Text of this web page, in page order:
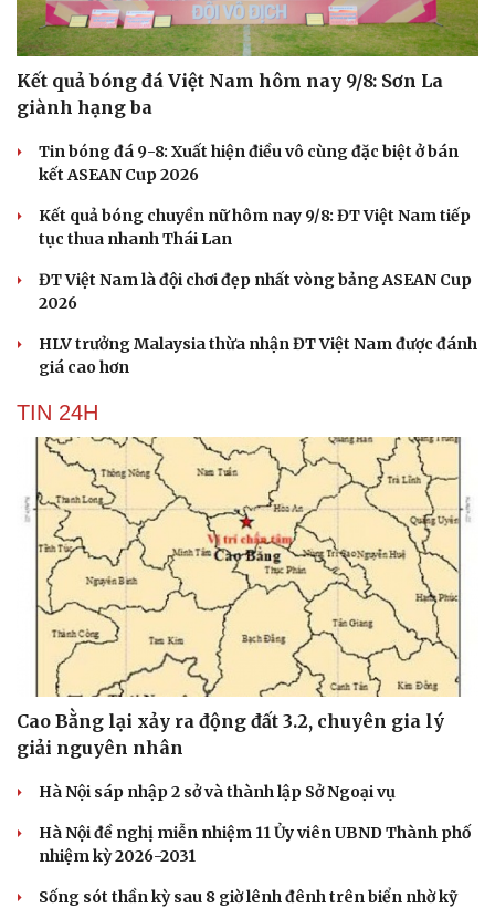
Du lịch
Tư vấn
Săn Tour
check-in
Podcast
Câu chuyện thời sự
Đọc truyện đêm khuya
Hạt giống tâm hồn
Kết quả bóng đá Việt Nam hôm nay 9/8: Sơn La
giành hạng ba
Tin bóng đá 9-8: Xuất hiện điều vô cùng đặc biệt ở bán
kết ASEAN Cup 2026
Kết quả bóng chuyền nữ hôm nay 9/8: ĐT Việt Nam tiếp
tục thua nhanh Thái Lan
ĐT Việt Nam là đội chơi đẹp nhất vòng bảng ASEAN Cup
2026
HLV trưởng Malaysia thừa nhận ĐT Việt Nam được đánh
giá cao hơn
TIN 24H
Cao Bằng lại xảy ra động đất 3.2, chuyên gia lý
giải nguyên nhân
Hà Nội sáp nhập 2 sở và thành lập Sở Ngoại vụ
Hà Nội đề nghị miễn nhiệm 11 Ủy viên UBND Thành phố
nhiệm kỳ 2026-2031
Sống sót thần kỳ sau 8 giờ lênh đênh trên biển nhờ kỹ